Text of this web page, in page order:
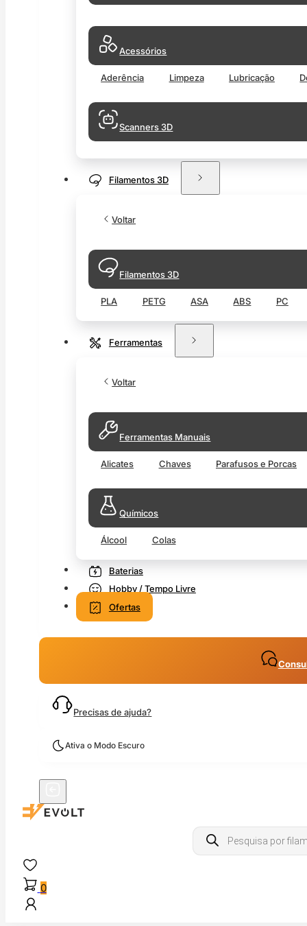
Acessórios
Aderência Limpeza Lubricação
Scanners 3D
Filamentos 3D
Voltar
Filamentos 3D
PLA PETG ASA ABS PC
Ferramentas
Voltar
Ferramentas Manuais
Alicates Chaves Parafusos e Porcas
Químicos
Álcool Colas
Baterias
Hobby / Tempo Livre
Ofertas
Precisas de ajuda?
Ativa o Modo Escuro
Products
search
0